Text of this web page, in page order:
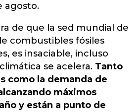
agosto.
de que la sed mundial de
combustibles fósiles
es insaciable, incluso
se acelera. Tanto
como la demanda de
máximos
y están a punto de